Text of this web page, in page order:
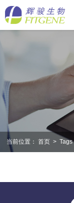
当前位置： 首页 > Tags